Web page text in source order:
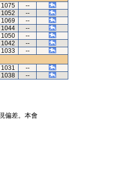
1075
--
1052
--
1069
--
1044
--
1050
--
1042
--
1033
--
1031
--
1038 --
偏差。本會